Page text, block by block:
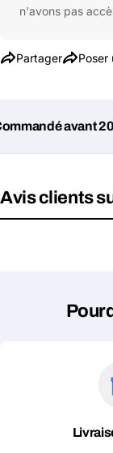
n'avons pas
Partager Poser
avant
Avis clients